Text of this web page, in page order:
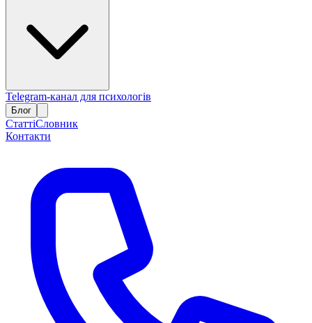
Telegram-канал для психологів
Блог
СтаттіСловник
Контакти